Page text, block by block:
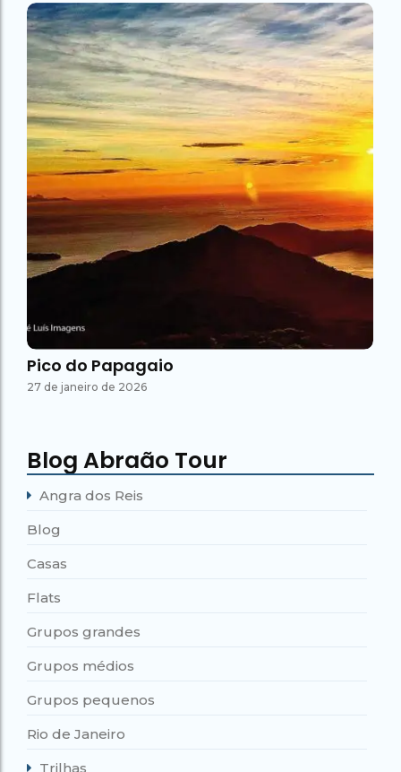
Pico do Papagaio
27 de janeiro de 2026
Blog Abraão Tour
Angra dos Reis
Blog
Casas
Flats
Grupos grandes
Grupos médios
Grupos pequenos
Rio de Janeiro
Trilhas